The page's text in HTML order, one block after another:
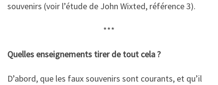
souvenirs (voir l’étude de John Wixted, référence 3).
***
Quelles enseignements tirer de tout cela ?
D’abord, que les faux souvenirs sont courants, et qu’il